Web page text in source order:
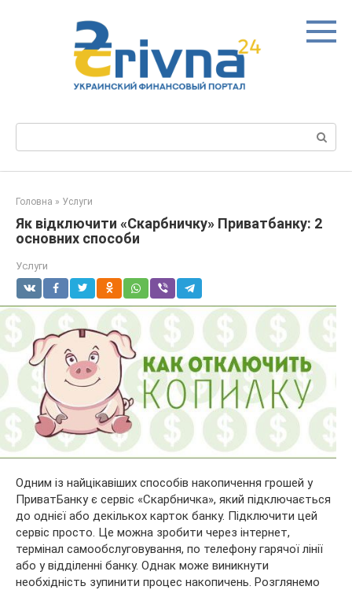
Пошук:
Головна » Услуги
Як відключити «Скарбничку» Приватбанку: 2
основних способи
Услуги
Одним із найцікавіших способів накопичення грошей у
ПриватБанку є сервіс «Скарбничка», який підключається
до однієї або декількох карток банку. Підключити цей
сервіс просто. Це можна зробити через інтернет,
термінал самообслуговування, по телефону гарячої лінії
або у відділенні банку. Однак може виникнути
необхідність зупинити процес накопичень. Розглянемо